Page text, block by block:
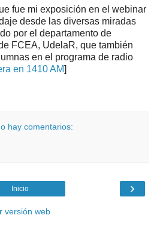
fue mi exposición en el webinar
desde las diversas miradas
por el departamento de
FCEA, UdelaR, que también
en el programa de radio
en 1410 AM]
hay comentarios:
›
Inicio
versión web